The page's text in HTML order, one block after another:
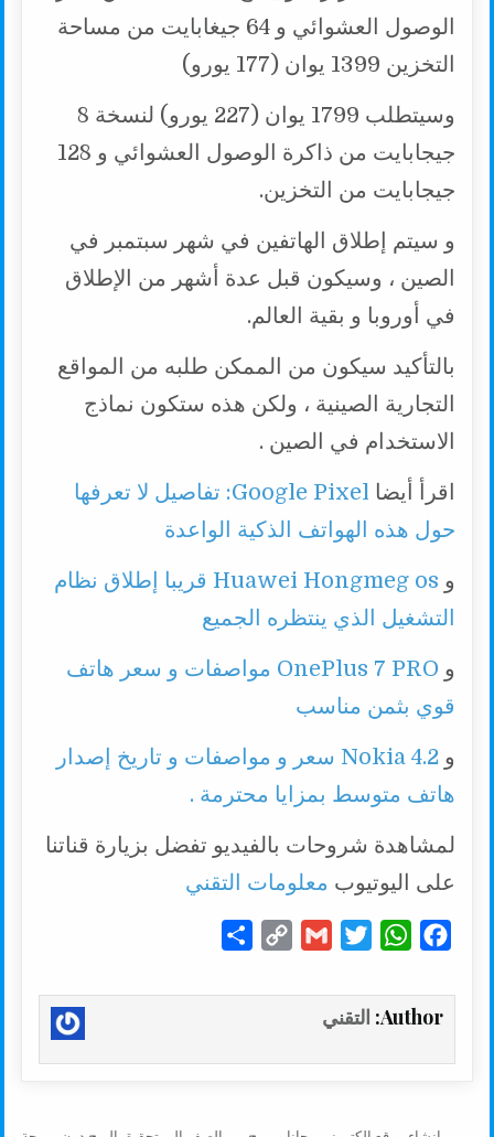
الوصول العشوائي و 64 جيغابايت من مساحة
التخزين 1399 يوان (177 يورو)
وسيتطلب 1799 يوان (227 يورو) لنسخة 8
جيجابايت من ذاكرة الوصول العشوائي و 128
جيجابايت من التخزين.
و سيتم إطلاق الهاتفين في شهر سبتمبر في
الصين ، وسيكون قبل عدة أشهر من الإطلاق
في أوروبا و بقية العالم.
بالتأكيد سيكون من الممكن طلبه من المواقع
التجارية الصينية ، ولكن هذه ستكون نماذج
الاستخدام في الصين .
اقرأ أيضا
Google Pixel: تفاصيل لا تعرفها
حول هذه الهواتف الذكية الواعدة
و
Huawei Hongmeg os قريبا إطلاق نظام
التشغيل الذي ينتظره الجميع
و
OnePlus 7 PRO مواصفات و سعر هاتف
قوي بثمن مناسب
و
Nokia 4.2 سعر و مواصفات و تاريخ إصدار
هاتف متوسط بمزايا محترمة .
لمشاهدة شروحات بالفيديو تفضل بزيارة قناتنا
على اليوتيوب معلومات التقني
c
e
W
a
t
i
t
G
a
p
a
Author: التقني